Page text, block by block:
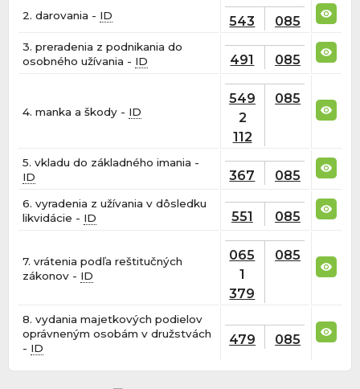
2. darovania - ID 543 085
3. preradenia z podnikania do
osobného užívania - ID 491 085
4. manka a škody - ID
549
2
112
085
5. vkladu do základného imania -
ID
367 085
6. vyradenia z užívania v dôsledku
likvidácie - ID 551 085
7. vrátenia podľa reštitučných
zákonov - ID
065
1
379
085
8. vydania majetkových podielov
oprávneným osobám v družstvách
- ID
479 085